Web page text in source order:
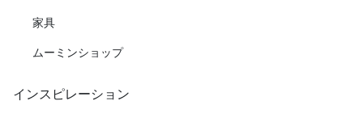
家具
ムーミンショップ
インスピレーション